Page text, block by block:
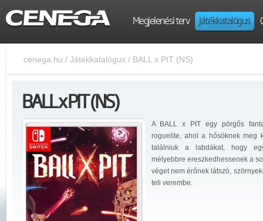
Megjelenési terv Játékkatalógus
cenega.hu / Játékkatalógus/ BALL x PIT (NS)
BALL x PIT (NS)
A BALL x PIT egy pörgős
roguelite, ahol a hősöknek meg
találniuk a labdákat, hogy
mélyebbre ereszkedhessenek a
véget nem érőnek látszó,
teli verembe.